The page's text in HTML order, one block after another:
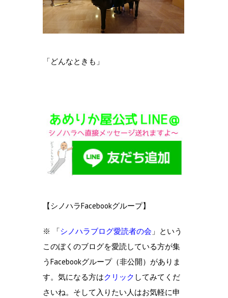
「どんなときも」
【シノハラFacebookグループ】
※ 「シノハラブログ愛読者の会 」という
このぼくのブログを愛読している方が集
うFacebookグループ（非公開）がありま
す。気になる方はクリック してみてくだ
さいね。そして入りたい人はお気軽に申